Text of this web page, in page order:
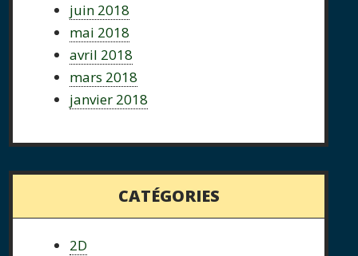
juin 2018
mai 2018
avril 2018
mars 2018
janvier 2018
CATÉGORIES
2D